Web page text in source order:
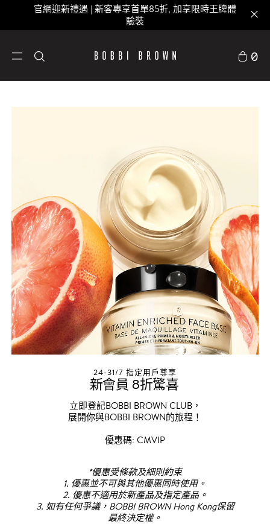
官網迎新禮遇 | 新客專享首單85折, 加享限時王牌體
驗裝
0
24-31/7 指定用戶尊享
新會員 8折驚喜
立即登記BOBBI BROWN CLUB，
展開你與BOBBI BROWN的旅程！
優惠碼: CMVIP
*優惠受條款及細則約束
1. 優惠並不可與其他優惠同時使用。
2. 優惠不適用於新產品及指定產品。
3. 如有任何爭議，BOBBI BROWN Hong Kong保留
最終決定權。